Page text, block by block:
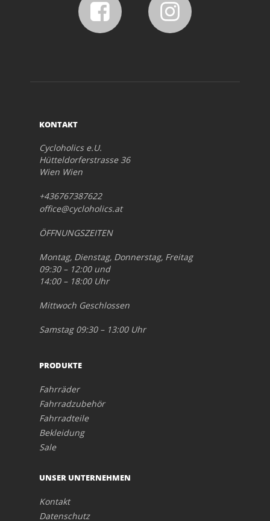
KONTAKT
Cycloholics e.U.
Hütteldorferstrasse 36
Wien Wien
+436767387622
office@cycloholics.at
ÖFFNUNGSZEITEN
Montag, Dienstag, Donnerstag, Freitag
09:30 – 12:00 und
14:00 – 18:00 Uhr
Mittwoch Geschlossen
Samstag 09:30 – 13:00 Uhr
PRODUKTE
Fahrräder
Fahrradzubehör
Fahrradteile
Bekleidung
Sale
UNSER UNTERNEHMEN
Kontakt
Datenschutz